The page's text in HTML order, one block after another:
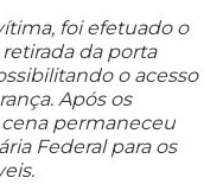
foi efetuado o
da porta
o acesso
Após os
permaneceu
Federal para os